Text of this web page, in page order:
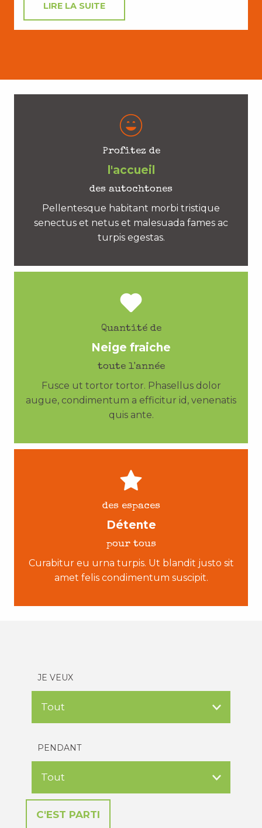
LIRE LA SUITE
Profitez de
l'accueil
des autochtones
Pellentesque habitant morbi tristique
senectus et netus et malesuada fames ac
turpis egestas.
Quantité de
Neige fraiche
toute l'année
Fusce ut tortor tortor. Phasellus dolor
augue, condimentum a efficitur id, venenatis
quis ante.
des espaces
Détente
pour tous
Curabitur eu urna turpis. Ut blandit justo sit
amet felis condimentum suscipit.
JE VEUX
PENDANT